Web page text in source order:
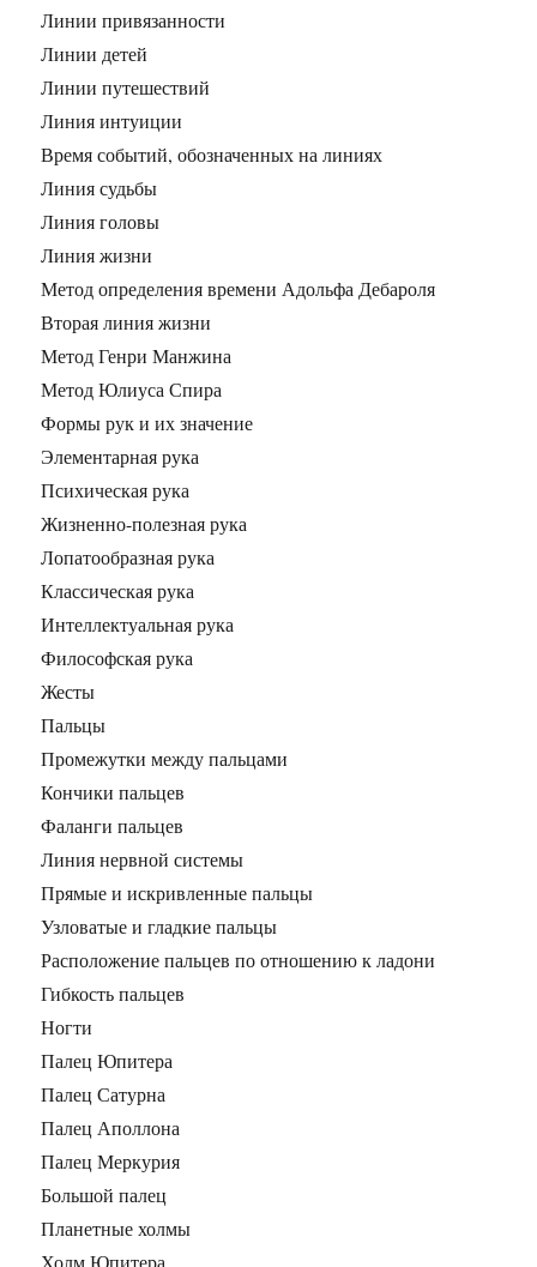
Линии привязанности
Линии детей
Линии путешествий
Линия интуиции
Время событий, обозначенных на линиях
Линия судьбы
Линия головы
Линия жизни
Метод определения времени Адольфа Дебароля
Вторая линия жизни
Метод Генри Манжина
Метод Юлиуса Спира
Формы рук и их значение
Элементарная рука
Психическая рука
Жизненно-полезная рука
Лопатообразная рука
Классическая рука
Интеллектуальная рука
Философская рука
Жесты
Пальцы
Промежутки между пальцами
Кончики пальцев
Фаланги пальцев
Линия нервной системы
Прямые и искривленные пальцы
Узловатые и гладкие пальцы
Расположение пальцев по отношению к ладони
Гибкость пальцев
Ногти
Палец Юпитера
Палец Сатурна
Палец Аполлона
Палец Меркурия
Большой палец
Планетные холмы
Холм Юпитера